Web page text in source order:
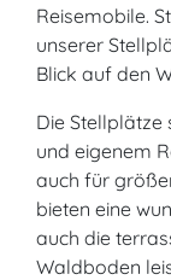
Reisemobile.
unserer
Blick auf den
Die Stellplätze
und eigenem
auch für
bieten eine
auch die
Waldboden